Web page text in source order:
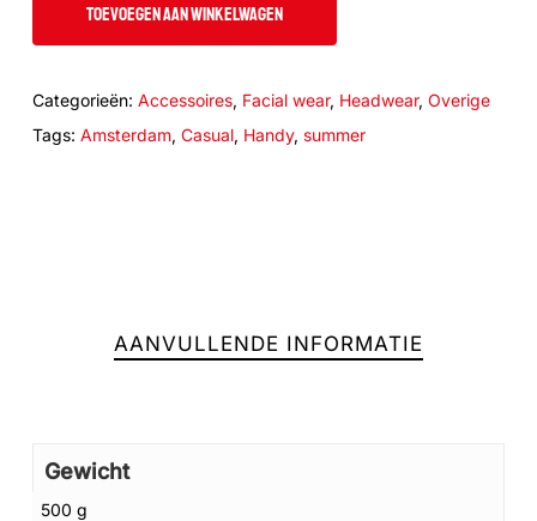
TOEVOEGEN AAN WINKELWAGEN
Categorieën: Accessoires, Facial wear, Headwear, Overige
Tags: Amsterdam, Casual, Handy, summer
AANVULLENDE INFORMATIE
Gewicht
500 g